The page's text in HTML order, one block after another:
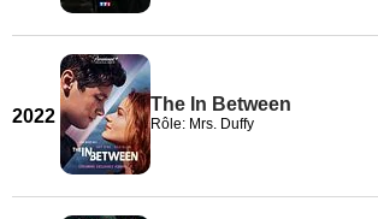
2022
The In Between
Rôle: Mrs. Duffy